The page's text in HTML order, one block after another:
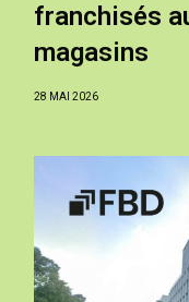
franchisés
magasins
28 MAI 2026